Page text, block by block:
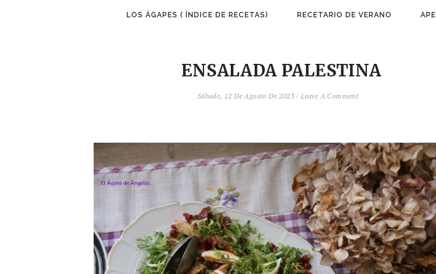
LOS ÁGAPES ( ÍNDICE DE RECETAS) RECETARIO DE VERANO
ENSALADA PALESTINA
Sábado, 12 De Agosto De 2023/Leave A Comment